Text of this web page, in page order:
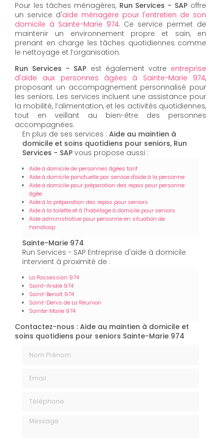
Pour les tâches ménagères, Run Services - SAP offre
un service d'aide ménagère pour l'entretien de son
domicile à Sainte-Marie 974. Ce service permet de
maintenir un environnement propre et sain, en
prenant en charge les tâches quotidiennes comme
le nettoyage et l’organisation.
Run Services - SAP est également votre entreprise
d'aide aux personnes âgées à Sainte-Marie 974,
proposant un accompagnement personnalisé pour
les seniors. Les services incluent une assistance pour
la mobilité, l’alimentation, et les activités quotidiennes,
tout en veillant au bien-être des personnes
accompagnées.
En plus de ses services : Aide au maintien à
domicile et soins quotidiens pour seniors, Run
Services - SAP vous propose aussi :
Aide à domicile de personnes âgées tarif
Aide à domicile ponctuelle par service d'aide à la personne
Aide à domicile pour préparation des repas pour personne
âgée
Aide à la préparation des repas pour seniors
Aide à la toilette et à l'habillage à domicile pour seniors
Aide administrative pour personne en situation de
handicap
Sainte-Marie 974
Run Services - SAP Entreprise d'aide à domicile
intervient à proximité de :
La Possession 974
Saint-André 974
Saint-Benoît 974
Saint-Denis de La Réunion
Sainte-Marie 974
Contactez-nous : Aide au maintien à domicile et
soins quotidiens pour seniors Sainte-Marie 974
Message